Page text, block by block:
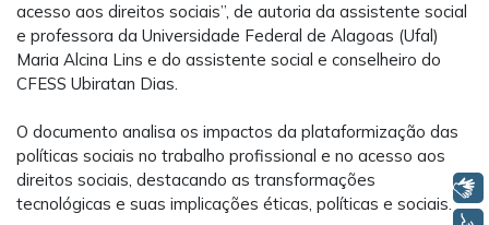
acesso aos direitos sociais”, de autoria da assistente social
e professora da Universidade Federal de Alagoas (Ufal)
Maria Alcina Lins e do assistente social e conselheiro do
CFESS Ubiratan Dias.
O documento analisa os impactos da plataformização das
políticas sociais no trabalho profissional e no acesso aos
direitos sociais, destacando as transformações
tecnológicas e suas implicações éticas, políticas e sociais.
Libras